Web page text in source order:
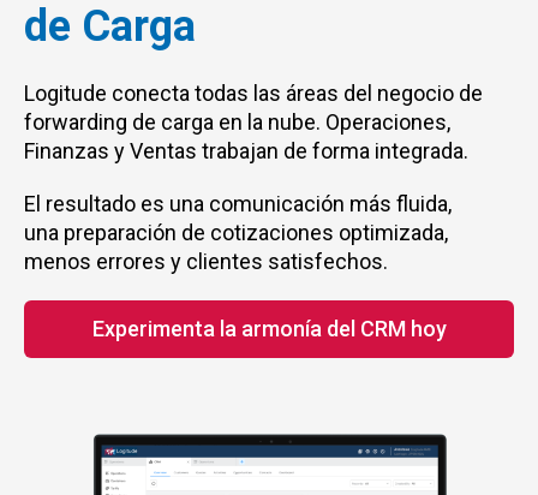
de Carga
Logitude conecta todas las áreas del negocio de
forwarding de carga en la nube. Operaciones,
Finanzas y Ventas trabajan de forma integrada.
El resultado es una comunicación más fluida,
una preparación de cotizaciones optimizada,
menos errores y clientes satisfechos.
Experimenta la armonía del CRM hoy